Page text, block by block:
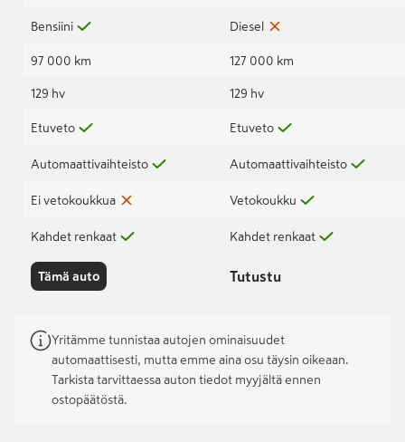
Bensiini
97 000 km
129 hv
Etuveto
Automaattivaihteisto
Ei vetokoukkua
Kahdet renkaat
Tämä auto
Diesel
127 000 km
129 hv
Etuveto
Automaattivaihteisto
Vetokoukku
Kahdet renkaat
Tutustu
Yritämme tunnistaa autojen ominaisuudet
automaattisesti, mutta emme aina osu täysin oikeaan.
Tarkista tarvittaessa auton tiedot myyjältä ennen
ostopäätöstä.